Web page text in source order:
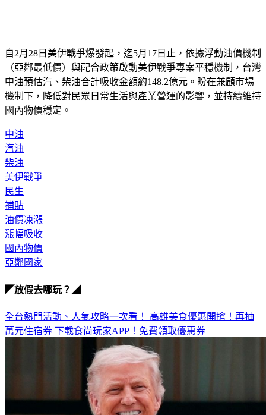
自2月28日美伊戰爭爆發起，迄5月17日止，依據浮動油價機制
（亞鄰最低價）與配合政策啟動美伊戰爭專案平穩機制，台灣
中油預估汽、柴油合計吸收金額約148.2億元。盼在兼顧市場
機制下，降低對民眾日常生活與產業營運的影響，並持續維持
中油
汽油
柴油
美伊戰爭
民生
補貼
油價凍漲
漲幅吸收
國內物價
全台熱門活動、人氣攻略一次看！高雄美食優惠開搶！再抽
下載食尚玩家APP！免費領取優惠券